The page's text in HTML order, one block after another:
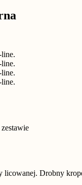
Drobny